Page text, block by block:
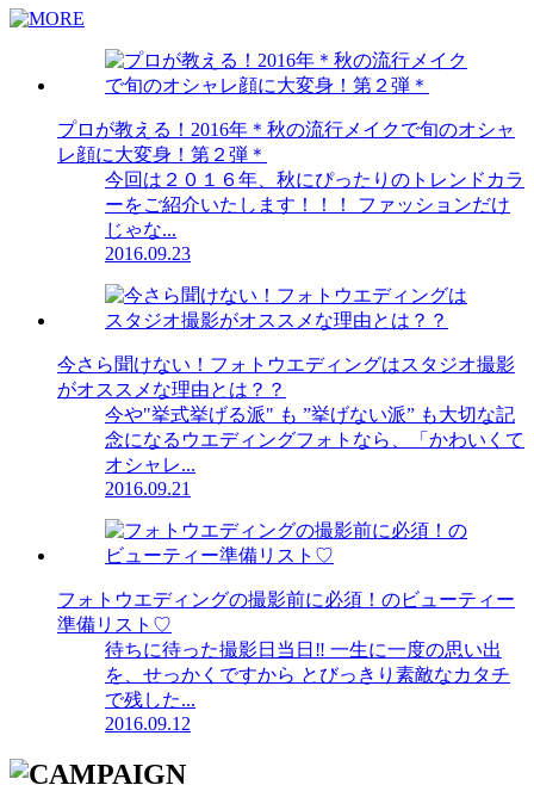
プロが教える！2016年＊秋の流行メイクで旬のオシャ
レ顔に大変身！第２弾＊
今回は２０１６年、秋にぴったりのトレンドカラ
ーをご紹介いたします！！！ ファッションだけ
じゃな...
2016.09.23
今さら聞けない！フォトウエディングはスタジオ撮影
がオススメな理由とは？？
今や"挙式挙げる派" も ”挙げない派” も大切な記
念になるウエディングフォトなら、「かわいくて
オシャレ...
2016.09.21
フォトウエディングの撮影前に必須！のビューティー
準備リスト♡
待ちに待った撮影日当日‼︎ 一生に一度の思い出
を、せっかくですから とびっきり素敵なカタチ
で残した...
2016.09.12